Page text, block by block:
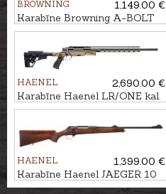
BROWNING
1,149.00 €
Karabīne Browning A-BOLT
3+ Hunter kal. .30-06 M14x1
HAENEL
2,690.00 €
Karabīne Haenel LR/ONE kal.
6,5 Creedmoor, M15x1
HAENEL
1,399.00 €
Karabīne Haenel JAEGER 10
Standard kal. .30-06 M15x1